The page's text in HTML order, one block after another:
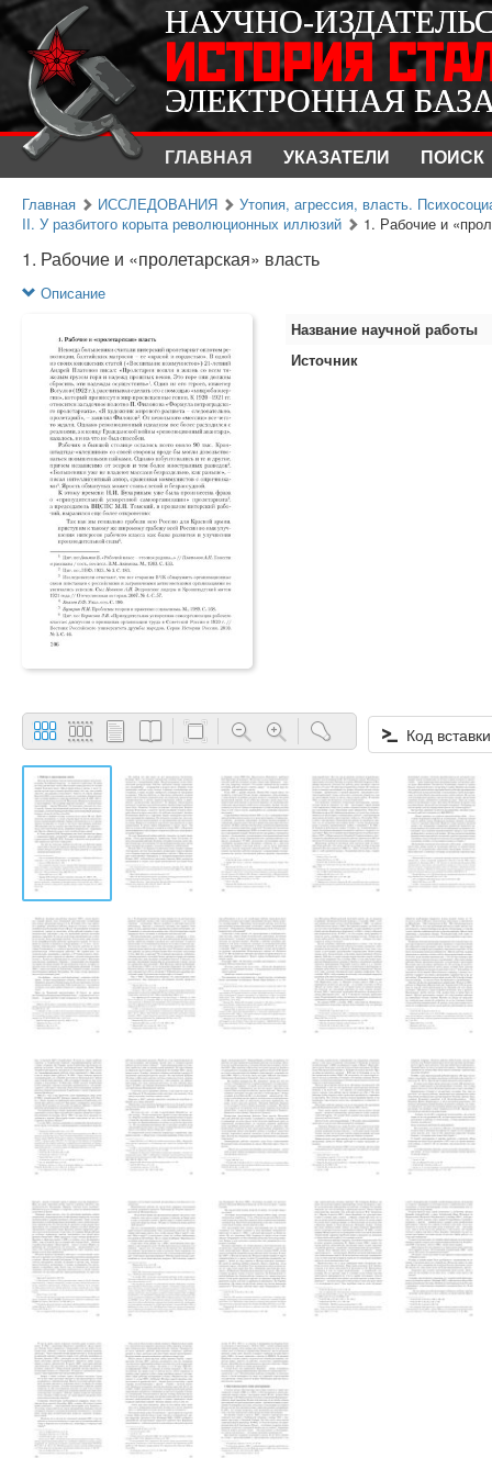
НАУЧНО-
ИСТОРИЯ
ЭЛЕКТРОННАЯ
ГЛАВНАЯ УКАЗАТЕЛИ ПОИСК
НАУЧНО-
ИСТОРИЯ
ЭЛЕКТРОННАЯ
Главная ИССЛЕДОВАНИЯ
Утопия, агрессия, власть.
II. У разбитого корыта революционных иллюзий
1. Рабочие и
1. Рабочие и «пролетарская» власть
Описание
Название научной работы
Источник
Код вставки